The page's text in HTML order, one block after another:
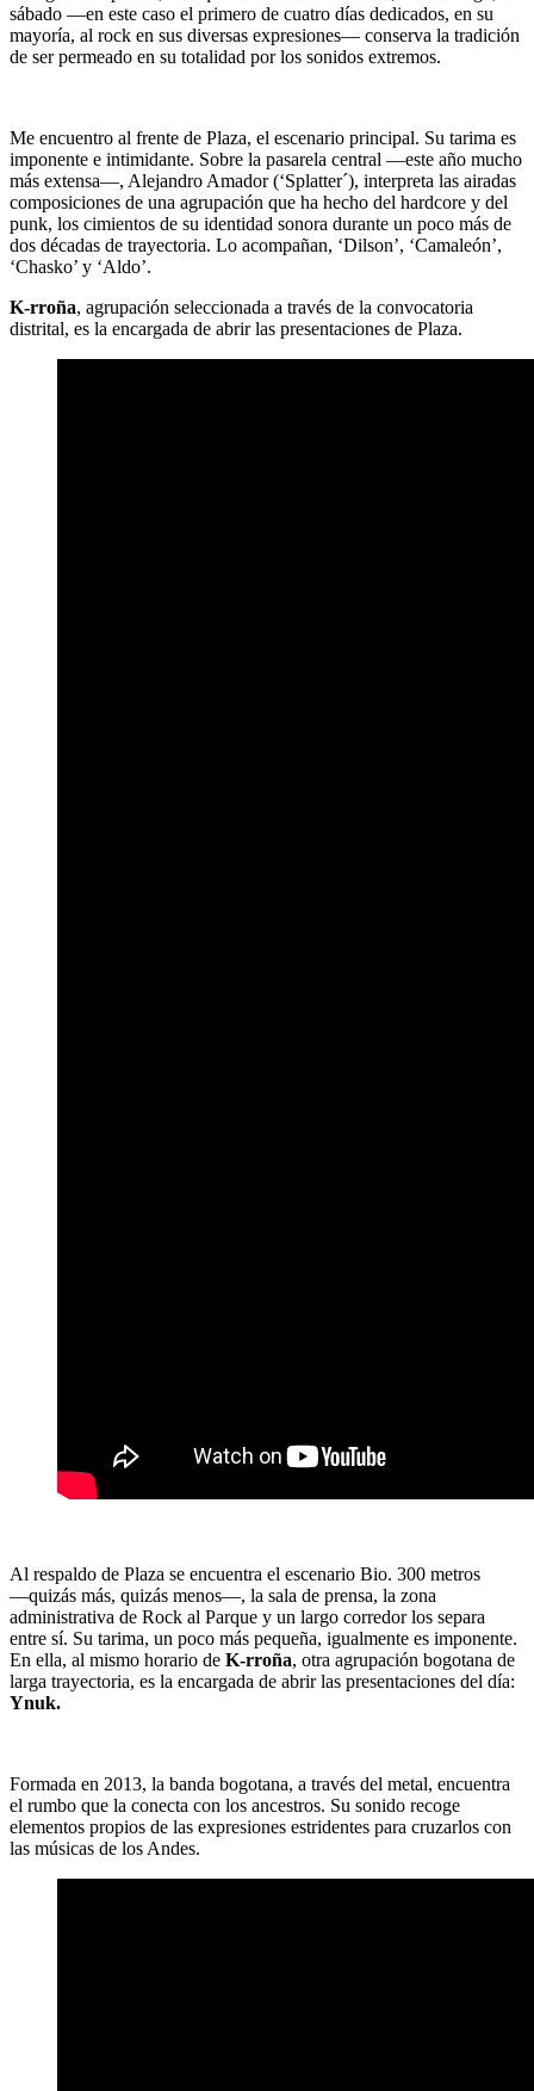
sábado ―en este caso el primero de cuatro días dedicados, en su
mayoría, al rock en sus diversas expresiones― conserva la tradición
de ser permeado en su totalidad por los sonidos extremos.
Me encuentro al frente de Plaza, el escenario principal. Su tarima es
imponente e intimidante. Sobre la pasarela central ―este año mucho
más extensa―, Alejandro Amador (‘Splatter´), interpreta las airadas
composiciones de una agrupación que ha hecho del hardcore y del
punk, los cimientos de su identidad sonora durante un poco más de
dos décadas de trayectoria. Lo acompañan, ‘Dilson’, ‘Camaleón’,
‘Chasko’ y ‘Aldo’.
K-rroña, agrupación seleccionada a través de la convocatoria
distrital, es la encargada de abrir las presentaciones de Plaza.
Al respaldo de Plaza se encuentra el escenario Bio. 300 metros
―quizás más, quizás menos―, la sala de prensa, la zona
administrativa de Rock al Parque y un largo corredor los separa
entre sí. Su tarima, un poco más pequeña, igualmente es imponente.
En ella, al mismo horario de K-rroña, otra agrupación bogotana de
larga trayectoria, es la encargada de abrir las presentaciones del día:
Ynuk.
Formada en 2013, la banda bogotana, a través del metal, encuentra
el rumbo que la conecta con los ancestros. Su sonido recoge
elementos propios de las expresiones estridentes para cruzarlos con
las músicas de los Andes.